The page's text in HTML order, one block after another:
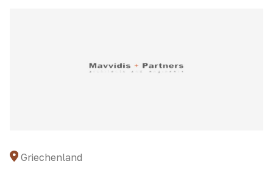
Griechenland